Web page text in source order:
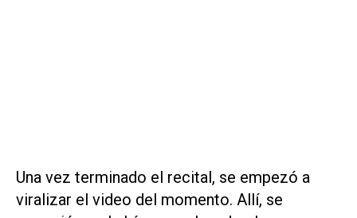
Una vez terminado el recital, se empezó a
viralizar el video del momento. Allí, se